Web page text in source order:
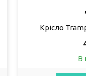
Крісло
В